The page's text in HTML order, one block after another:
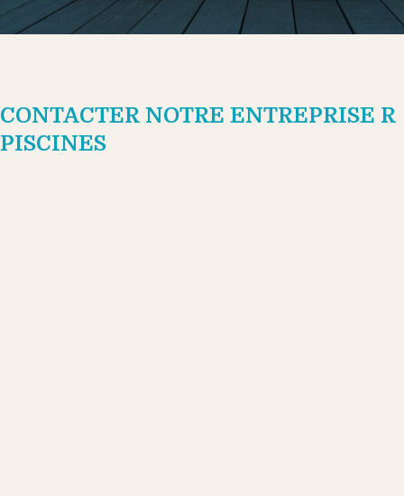
CONTACTER NOTRE ENTREPRISE R
PISCINES